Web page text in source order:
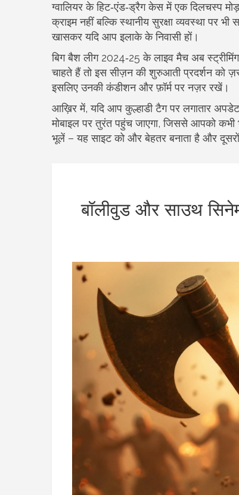
ग्वालियर के हिट‑एंड‑ड्रैग केस में एक दिलचस्प
क्राइम नहीं बल्कि स्थानीय सुरक्षा व्यवस्था पर
खासकर यदि आप इलाके के निवासी हों।
बिग बैश लीग 2024‑25 के लाइव मैच अब
चाहते हैं तो इस सीज़न की शुरुआती प्रदर्शन को
इसलिए उनकी कंडीशन और फ़ॉर्म पर नज़र रखें।
आख़िर में, यदि आप कुल्हाडी टैग पर लगातार
मोबाइल पर तुरंत पहुंच जाएगा, जिससे आपको
भूलें – यह साइट को और बेहतर बनाता है और
बॉलीवुड और साउथ